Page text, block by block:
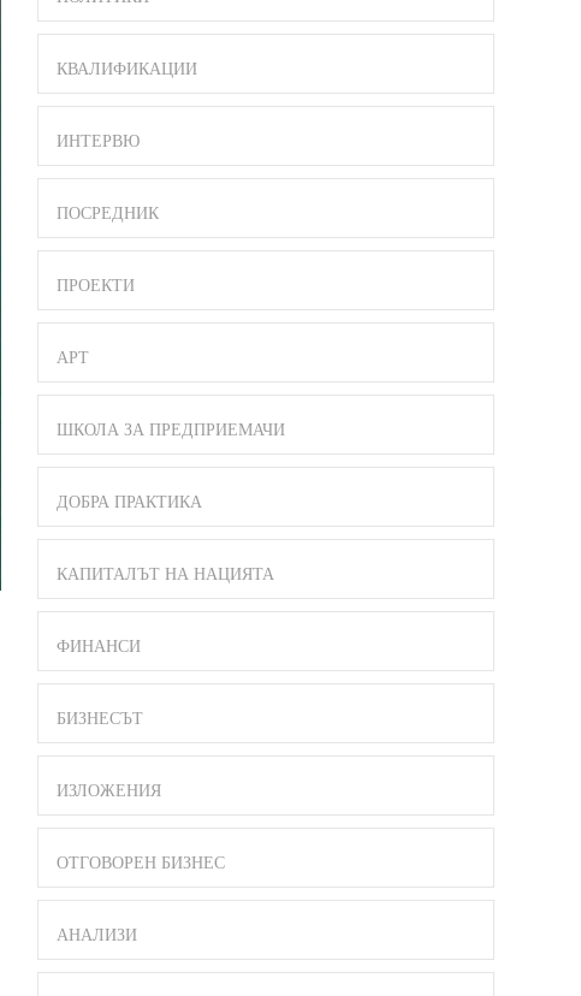
КВАЛИФИКАЦИИ
ИНТЕРВЮ
ПОСРЕДНИК
ПРОЕКТИ
АРТ
ШКОЛА ЗА ПРЕДПРИЕМАЧИ
ДОБРА ПРАКТИКА
КАПИТАЛЪТ НА НАЦИЯТА
ФИНАНСИ
БИЗНЕСЪТ
ИЗЛОЖЕНИЯ
ОТГОВОРЕН БИЗНЕС
АНАЛИЗИ